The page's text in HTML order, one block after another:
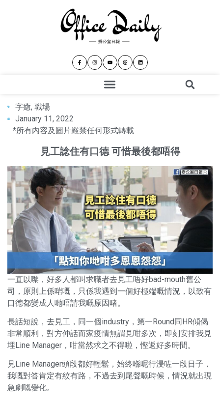
字癒, 職場
January 11, 2022
*所有內容及圖片嚴禁任何形式轉載
見工諗住有口德 可惜最後都唔得
一直以嚟，好多人都叫求職者去見工唔好bad-mouth舊公
司，原則上係啱嘅，只係我遇到一個好極端嘅情況，以致有
口德都變成人哋唔請我嘅原因啫。
長話短說，去見工，同一個industry，第一Round同HR傾偈
非常順利，對方仲話而家疫情無謂見咁多次，即刻安排我見
埋Line Manager，咁當然求之不得啦，慳返好多時間。
見Line Manager頭段都好輕鬆，始終喺呢行浸咗一段日子，
我嘅對答肯定有紋有路，不過去到尾聲嘅時候，情況就出現
急劇嘅變化。